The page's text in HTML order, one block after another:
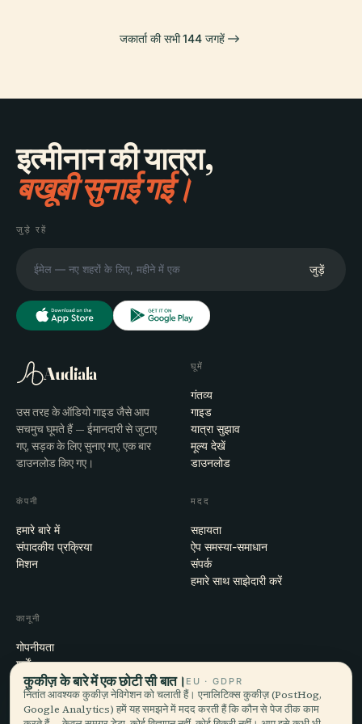
जकार्ता की सभी 144 जगहें
इत्मीनान की यात्रा,
बखूबी सुनाई गई।
जुड़े रहें
जुड़ें
Audiala
उस तरह के ऑडियो गाइड जैसे आप
सचमुच घूमते हैं — ईमानदारी से जुटाए
गए, सड़क के लिए सुनाए गए, एक बार
डाउनलोड किए गए।
घूमें
गंतव्य
गाइड
यात्रा सुझाव
मूल्य देखें
डाउनलोड
कंपनी
हमारे बारे में
संपादकीय प्रक्रिया
मिशन
मदद
सहायता
ऐप समस्या-समाधान
संपर्क
हमारे साथ साझेदारी करें
कानूनी
गोपनीयता
शर्तें
कुकी सेटिंग्स
खाता हटाएँ
कुकीज़ के बारे में एक छोटी सी बात। EU · GDPR
नितांत आवश्यक कुकीज़ नेविगेशन को चलाती हैं। एनालिटिक्स कुकीज़ (PostHog,
Google Analytics) हमें यह समझने में मदद करती हैं कि कौन से पेज ठीक काम